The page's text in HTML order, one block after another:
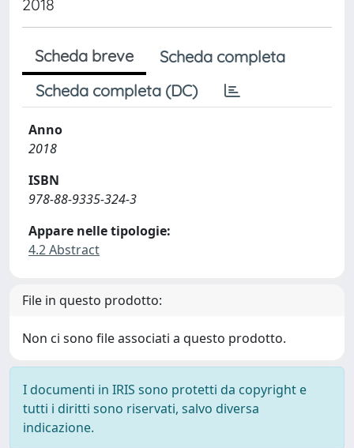
2018
Scheda breve
Scheda completa
Scheda completa (DC)
Anno
2018
ISBN
978-88-9335-324-3
Appare nelle tipologie:
4.2 Abstract
File in questo prodotto:
Non ci sono file associati a questo prodotto.
I documenti in IRIS sono protetti da copyright e
tutti i diritti sono riservati, salvo diversa
indicazione.